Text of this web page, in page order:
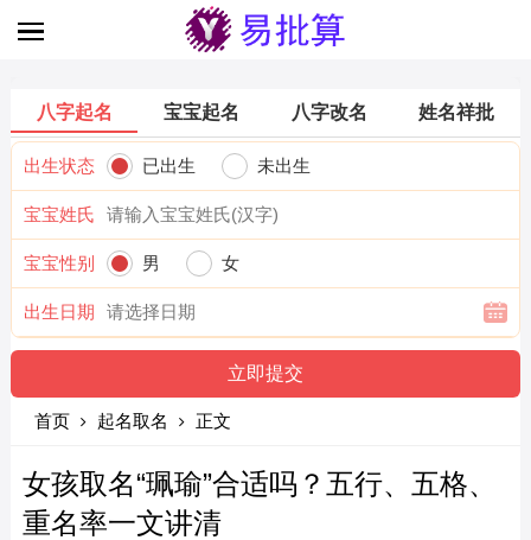
八字起名 宝宝起名 八字改名 姓名祥批
出生状态 已出生 未出生
宝宝姓氏
宝宝性别 男 女
出生日期
首页 起名取名 正文
女孩取名“珮瑜”合适吗？五行、五格、
重名率一文讲清